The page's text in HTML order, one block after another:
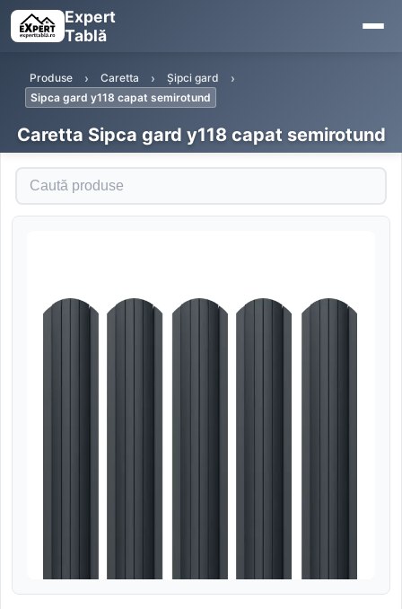
Expert
Tablă
Produse Caretta
Șipci gard
Sipca gard y118 capat semirotund
Caretta Sipca gard y118 capat semirotund
Caută produse